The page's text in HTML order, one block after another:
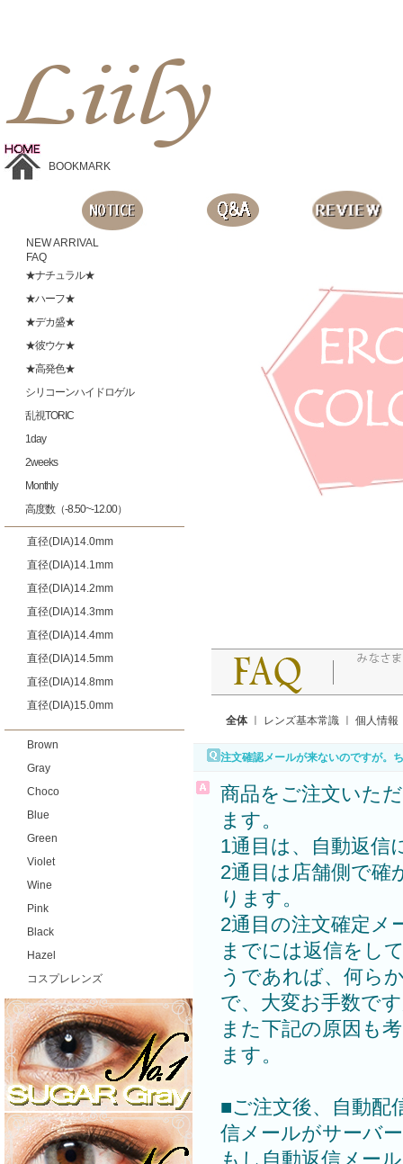
BOOKMARK
NEW ARRIVAL
FAQ
★ナチュラル★
★ハーフ★
★デカ盛★
★彼ウケ★
★高発色★
シリコーンハイドロゲル
乱視TORIC
1day
2weeks
Monthly
高度数（-8.50~-12.00）
直径(DIA)14.0mm
直径(DIA)14.1mm
直径(DIA)14.2mm
直径(DIA)14.3mm
直径(DIA)14.4mm
直径(DIA)14.5mm
直径(DIA)14.8mm
直径(DIA)15.0mm
Brown
Gray
Choco
Blue
Green
Violet
Wine
Pink
Black
Hazel
コスプレレンズ
全体ㅣ レンズ基本常識 個人情報
注文確認メールが来ないのですが。
商品をご注文いた
ます。
1通目は、自動返信
2通目は店舗側で確
ります。
2通目の注文確定メ
までには返信をし
うであれば、何ら
で、大変お手数で
また下記の原因も
ます。
■ご注文後、自動配
信メールがサーバ
もし自動返信メー